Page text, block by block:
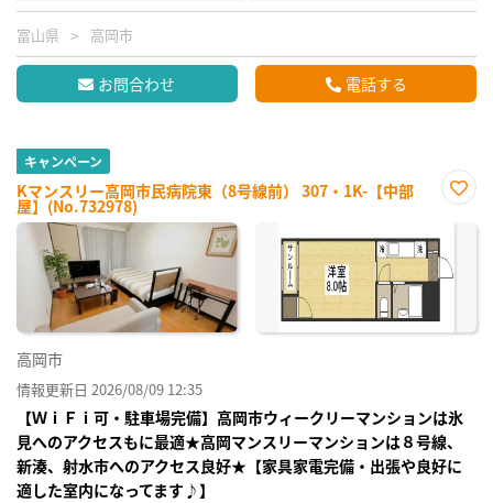
富山県 高岡市
お問合わせ 電話する
キャンペーン
Kマンスリー高岡市民病院東（8号線前） 307・1K-【中部
屋】(No.732978)
に入
録
高岡市
情報更新日 2026/08/09 12:35
【ＷｉＦｉ可・駐車場完備】高岡市ウィークリーマンションは氷
見へのアクセスもに最適★高岡マンスリーマンションは８号線、
新湊、射水市へのアクセス良好★【家具家電完備・出張や良好に
適した室内になってます♪】